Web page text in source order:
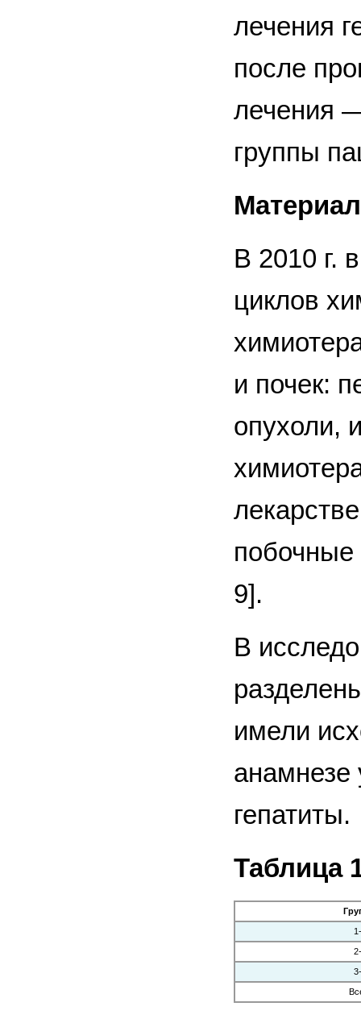
лечения
после
лечения
группы
В 2010 г.
циклов
и почек:
опухоли,
побочные
9].
В
имели
анамнезе
гепатиты.
Таблица